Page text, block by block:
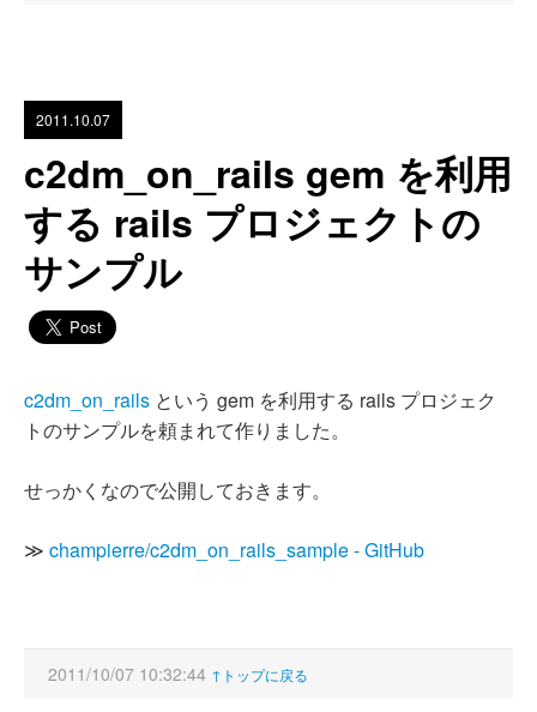
2011.10.07
c2dm_on_rails gem を利用
する rails プロジェクトの
サンプル
c2dm_on_rails という gem を利用する rails プロジェク
トのサンプルを頼まれて作りました。
せっかくなので公開しておきます。
≫ champierre/c2dm_on_rails_sample - GitHub
2011/10/07 10:32:44 ↑トップに戻る